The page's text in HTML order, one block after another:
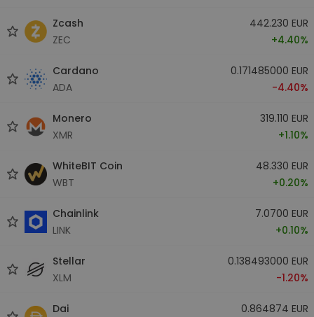
Zcash
ZEC
442.230 EUR
+4.40%
Cardano
ADA
0.171485000 EUR
-4.40%
Monero
XMR
319.110 EUR
+1.10%
WhiteBIT Coin
WBT
48.330 EUR
+0.20%
Chainlink
LINK
7.0700 EUR
+0.10%
Stellar
XLM
0.138493000 EUR
-1.20%
Dai
0.864874 EUR